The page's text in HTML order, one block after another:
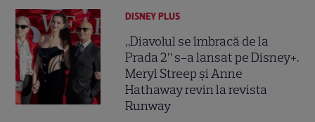
DISNEY PLUS
„Diavolul se îmbracă de la
Prada 2” s-a lansat pe Disney+.
Meryl Streep și Anne
Hathaway revin la revista
Runway